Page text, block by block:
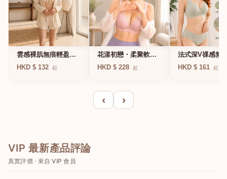
雲感裸肌無痕輕盈無
鋼圈內衣
HKD $ 132 起
花漾初戀・柔聚軟鋼
圈蕾絲內衣
HKD $ 228 起
法式深V祼感無
凍軟支撐條無鋼
HKD $ 161 起
‹ ›
VIP 最新產品評論
真實評價 · 來自 VIP 會員